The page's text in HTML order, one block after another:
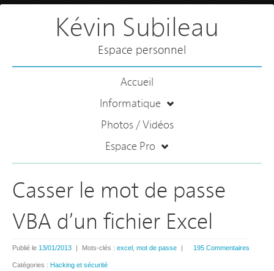
Kévin Subileau
Espace personnel
Accueil
Informatique
Photos / Vidéos
Espace Pro
Casser le mot de passe
VBA d’un fichier Excel
195 Commentaires
Publié le 13/01/2013 | Mots-clés : excel mot de passe |
Catégories : Hacking et sécurité